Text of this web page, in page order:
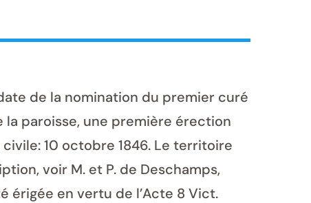
de la nomination du premier curé
la paroisse, une première érection
10 octobre 1846. Le territoire
voir M. et P. de Deschamps,
érigée en vertu de l’Acte 8 Vict.